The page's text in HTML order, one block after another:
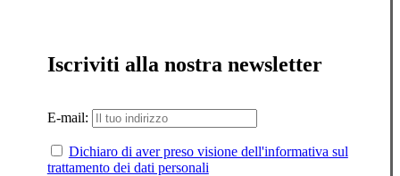
Iscriviti alla nostra newsletter
E-mail:
Dichiaro di aver preso visione dell'informativa sul
trattamento dei dati personali